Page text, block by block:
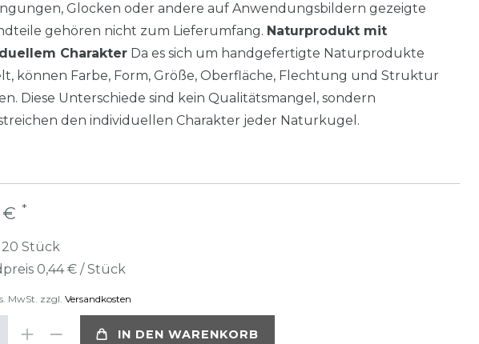
Glocken oder andere auf Anwendungsbildern gezeigte
gehören nicht zum Lieferumfang. Naturprodukt mit
Charakter Da es sich um handgefertigte Naturprodukte
können Farbe, Form, Größe, Oberfläche, Flechtung und Struktur
Diese Unterschiede sind kein Qualitätsmangel, sondern
den individuellen Charakter jeder Naturkugel.
€ *
20 Stück
0,44 € / Stück
MwSt. zzgl. Versandkosten
IN DEN WARENKORB